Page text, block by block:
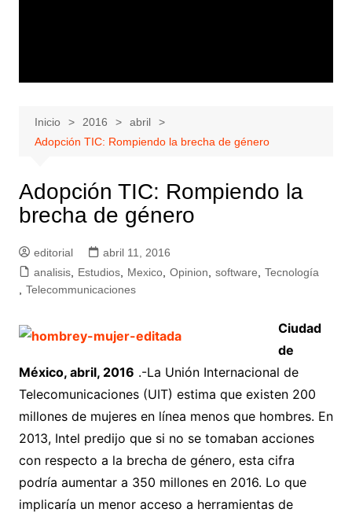
Inicio 2016
abril
Adopción TIC: Rompiendo la brecha de género
Adopción TIC: Rompiendo la
brecha de género
editorial
abril 11, 2016
analisis, Estudios, Mexico, Opinion software
Tecnología
Telecommunicaciones
Ciudad
de
México, abril, 2016 .-La Unión Internacional de
Telecomunicaciones (UIT) estima que existen 200
millones de mujeres en línea menos que hombres. En
2013, Intel predijo que si no se tomaban acciones
con respecto a la brecha de género, esta cifra
podría aumentar a 350 millones en 2016. Lo que
implicaría un menor acceso a herramientas de